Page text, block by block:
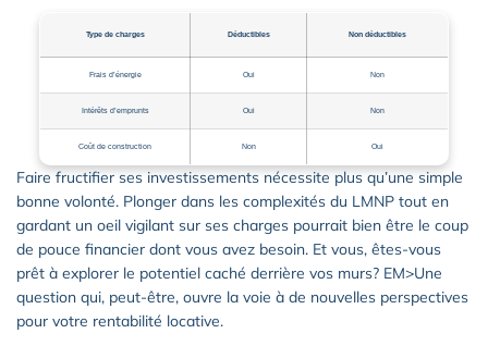
Type de charges Déductibles Non déductibles
Frais d’énergie Oui Non
Intérêts d’emprunts Oui Non
Coût de construction Non Oui
Faire fructifier ses investissements nécessite plus qu’une simple
bonne volonté. Plonger dans les complexités du LMNP tout en
gardant un oeil vigilant sur ses charges pourrait bien être le coup
de pouce financier dont vous avez besoin. Et vous, êtes-vous
prêt à explorer le potentiel caché derrière vos murs? EM>Une
question qui, peut-être, ouvre la voie à de nouvelles perspectives
pour votre rentabilité locative.